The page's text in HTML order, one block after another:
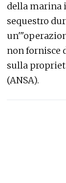
della marina
sequestro
non fornisce
sulla
(ANSA).